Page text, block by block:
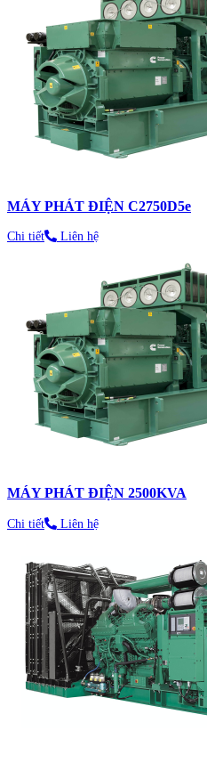
MÁY PHÁT ĐIỆN C2750D5e
Chi tiết Liên hệ
MÁY PHÁT ĐIỆN 2500KVA
Chi tiết Liên hệ